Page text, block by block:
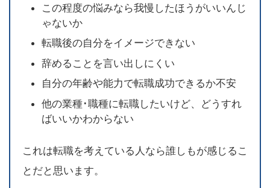
この程度の悩みなら我慢したほうがいいんじ
ゃないか
転職後の自分をイメージできない
辞めることを言い出しにくい
自分の年齢や能力で転職成功できるか不安
他の業種･職種に転職したいけど、どうすれ
ばいいかわからない
これは転職を考えている人なら誰しもが感じるこ
とだと思います。